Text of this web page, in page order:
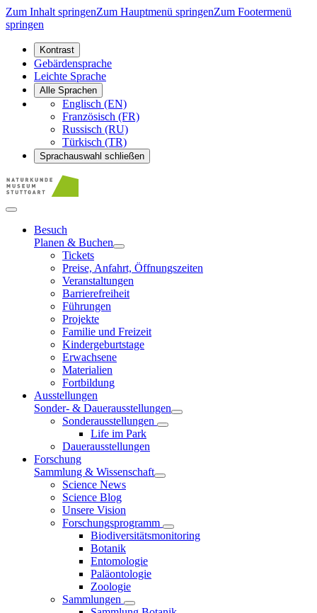
Zum Inhalt springenZum Hauptmenü springenZum Footermenü
springen
Kontrast
Gebärdensprache
Leichte Sprache
Alle Sprachen
Englisch (EN)
Französisch (FR)
Russisch (RU)
Türkisch (TR)
Sprachauswahl schließen
Besuch
Planen & Buchen
Tickets
Preise, Anfahrt, Öffnungszeiten
Veranstaltungen
Barrierefreiheit
Führungen
Projekte
Familie und Freizeit
Kindergeburtstage
Erwachsene
Materialien
Fortbildung
Ausstellungen
Sonder- & Dauerausstellungen
Sonderausstellungen
Life im Park
Dauerausstellungen
Forschung
Sammlung & Wissenschaft
Science News
Science Blog
Unsere Vision
Forschungsprogramm
Biodiversitätsmonitoring
Botanik
Entomologie
Paläontologie
Zoologie
Sammlungen